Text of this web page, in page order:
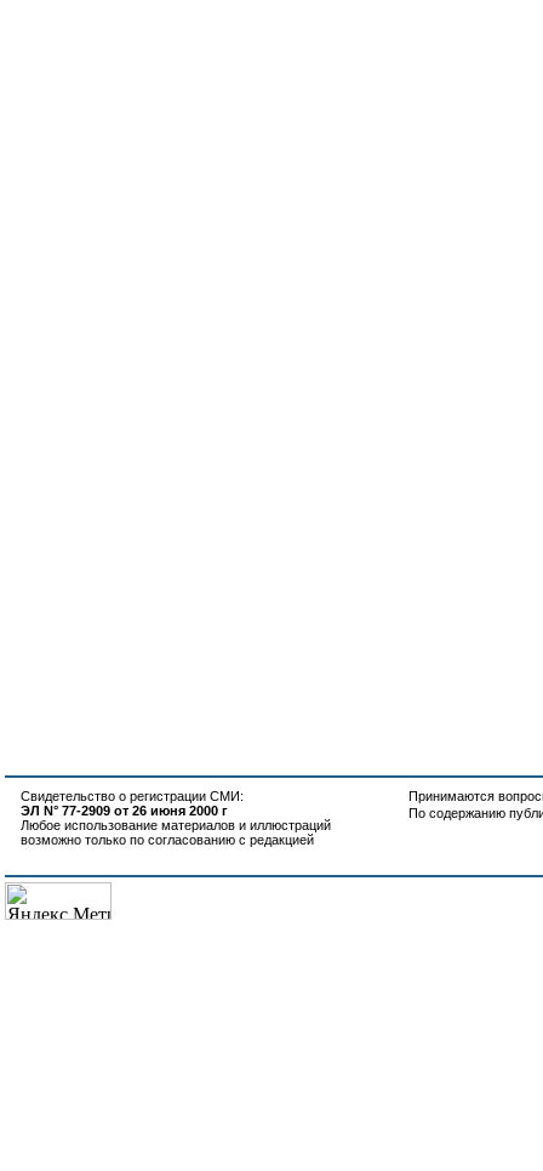
Свидетельство о регистрации СМИ:
ЭЛ N° 77-2909 от 26 июня 2000 г
Любое использование материалов и иллюстраций
возможно только по согласованию с редакцией
Принимаются
По содержанию